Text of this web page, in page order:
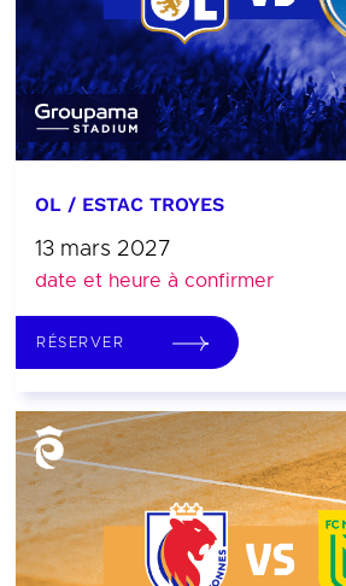
OL / ESTAC TROYES
13 mars 2027
date et heure à confirmer
RÉSERVER